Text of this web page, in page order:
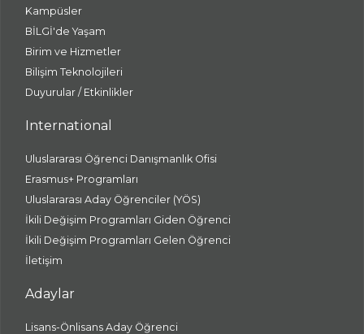
Kampüsler
BİLGİ'de Yaşam
Birim ve Hizmetler
Bilişim Teknolojileri
Duyurular / Etkinlikler
International
Uluslararası Öğrenci Danışmanlık Ofisi
Erasmus+ Programları
Uluslararası Aday Öğrenciler (YÖS)
İkili Değişim Programları Giden Öğrenci
İkili Değişim Programları Gelen Öğrenci
İletişim
Adaylar
Lisans-Önlisans Aday Öğrenci